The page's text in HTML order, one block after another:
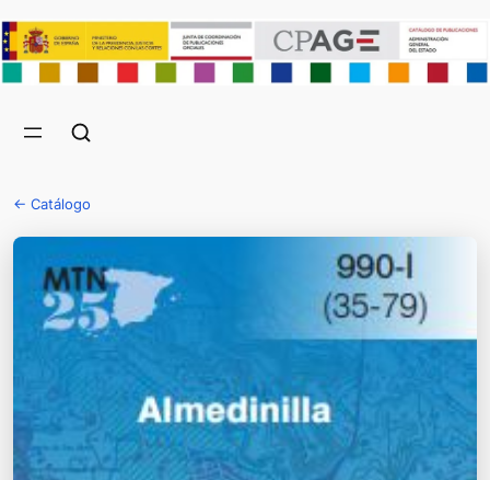
← Catálogo